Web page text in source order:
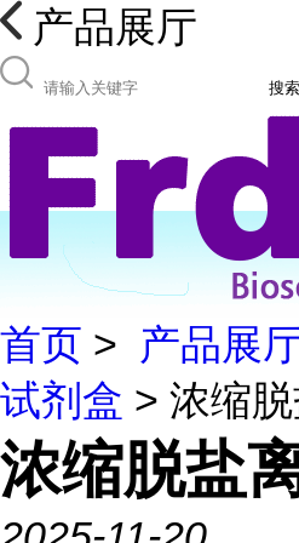
产品展厅
搜索
首页 > 产品展
试剂盒 > 浓缩
浓缩脱盐